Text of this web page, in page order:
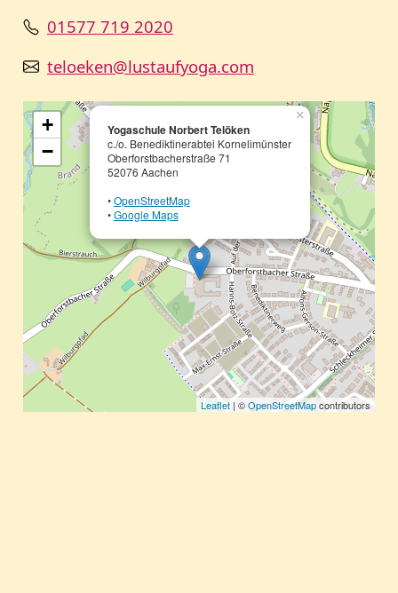
01577 719 2020
teloeken@lustaufyoga.com
Yogaschule Norbert Telöken
c./o. Benediktinerabtei Kornelimünster
Oberforstbacherstraße 71
52076 Aachen
•OpenStreetMap
•Google Maps
×
+
−
Leaflet | ©OpenStreetMapcontributors